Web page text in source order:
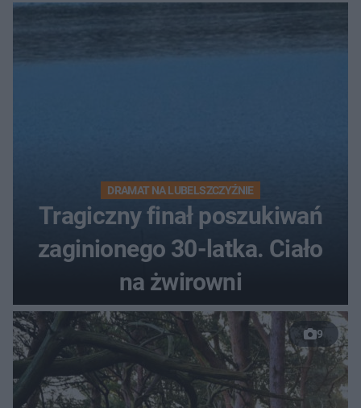
DRAMAT NA LUBELSZCZYŹNIE
Tragiczny finał poszukiwań
zaginionego 30-latka. Ciało
na żwirowni
9